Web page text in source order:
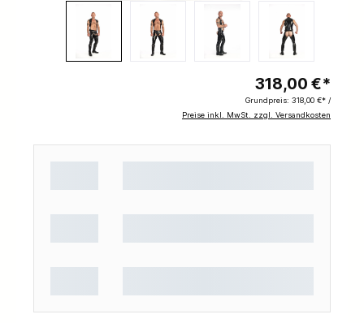
318,00 €*
Grundpreis: 318,00 €* /
Preise inkl. MwSt. zzgl. Versandkosten